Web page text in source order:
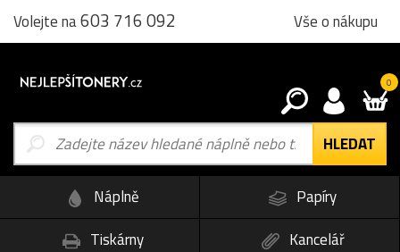
Volejte na603 716 092 Vše o nákupu
0
Náplně
Papíry
Tiskárny
Kancelář